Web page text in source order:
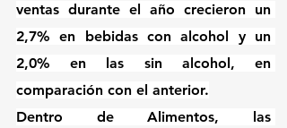
ventas durante el año crecieron un
2,7% en bebidas con alcohol y un
2,0% en las sin alcohol, en
comparación con el anterior.
Dentro de Alimentos, las